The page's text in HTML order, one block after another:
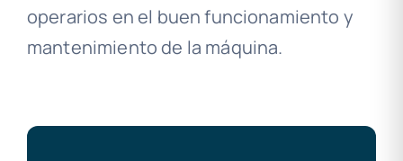
operarios en el buen funcionamiento y
mantenimiento de la máquina.